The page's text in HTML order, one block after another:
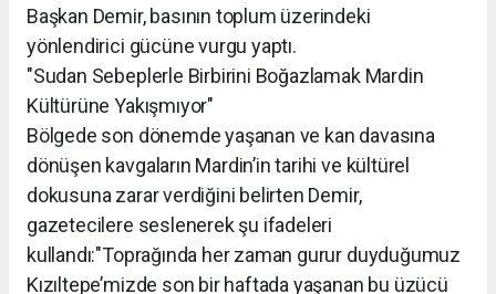
Başkan Demir, basının toplum üzerindeki
yönlendirici gücüne vurgu yaptı.
"Sudan Sebeplerle Birbirini Boğazlamak Mardin
Kültürüne Yakışmıyor"
Bölgede son dönemde yaşanan ve kan davasına
dönüşen kavgaların Mardin’in tarihi ve kültürel
dokusuna zarar verdiğini belirten Demir,
gazetecilere seslenerek şu ifadeleri
kullandı:"Toprağında her zaman gurur duyduğumuz
Kızıltepe’mizde son bir haftada yaşanan bu üzücü